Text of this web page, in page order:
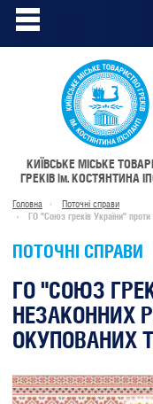
КИЇВСЬКЕ МІСЬКЕ
ГРЕКІВім.КОСТЯНТИНА
Головна
Поточні справи
ГО "Союз греків України"
ПОТОЧНІ СПРАВИ
ГО "СОЮЗ
НЕЗАКОННИХ
ОКУПОВАНИХ